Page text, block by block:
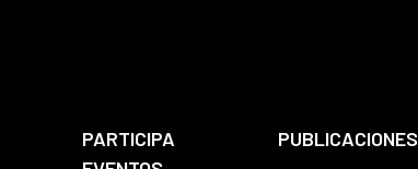
PARTICIPA
PUBLICACIONES